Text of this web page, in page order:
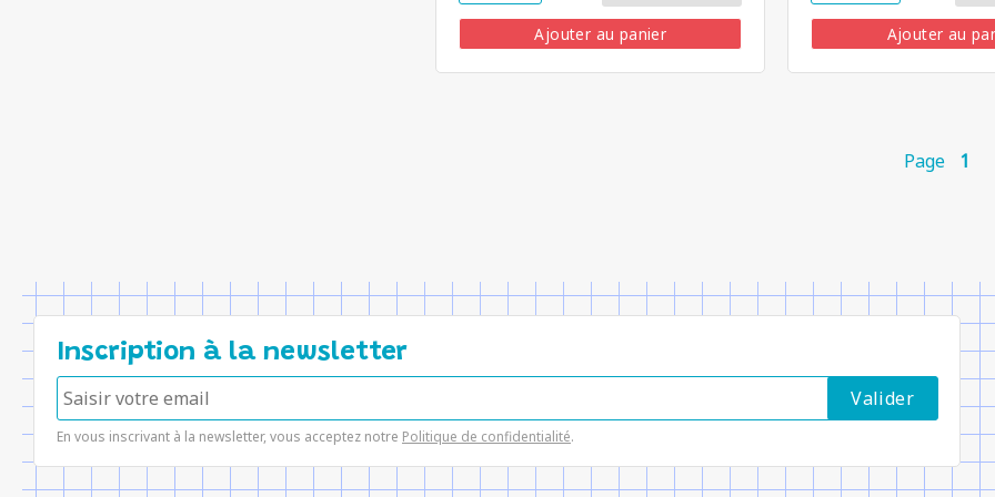
Ajouter au panier Ajouter au
Page 1
Inscription à la newsletter
En vous inscrivant à la newsletter, vous acceptez notre Politique de confidentialité.